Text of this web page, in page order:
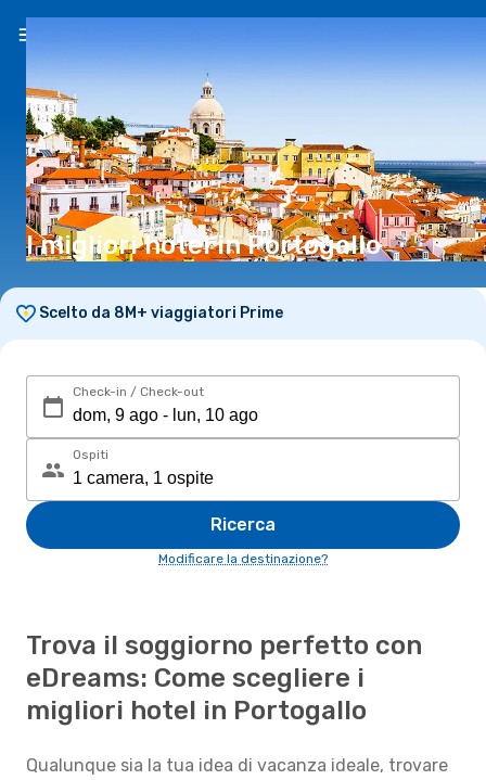
I migliori hotel in Portogallo
Scelto da 8M+ viaggiatori Prime
Check-in / Check-out
Ospiti
Ricerca
Modificare la destinazione?
Trova il soggiorno perfetto con
eDreams: Come scegliere i
migliori hotel in Portogallo
Qualunque sia la tua idea di vacanza ideale, trovare